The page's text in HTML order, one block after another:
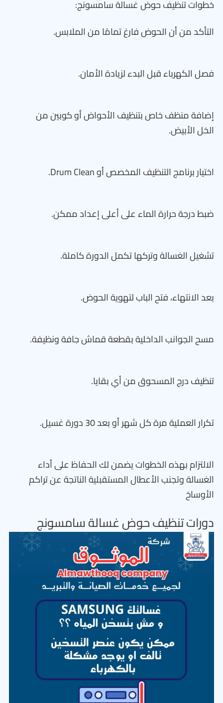
خطوات تنظيف حوض غسالة سامسونج:
التأكد من أن الحوض فارغ تمامًا من الملابس.
فصل الكهرباء قبل البدء لزيادة الأمان.
إضافة منظف خاص بتنظيف الأحواض أو كوبين من
الخل الأبيض.
اختيار برنامج التنظيف المخصص أو Drum Clean.
ضبط درجة حرارة الماء على أعلى إعداد ممكن.
تشغيل الغسالة وتركها تكمل الدورة كاملة.
بعد الانتهاء، فتح الباب لتهوية الحوض.
مسح الجوانب الداخلية بقطعة قماش جافة ونظيفة.
تنظيف درج المسحوق من أي بقايا.
تكرار العملية مرة كل شهر أو بعد 30 دورة غسيل.
الالتزام بهذه الخطوات يضمن لك الحفاظ على أداء
الغسالة وتجنب الأعطال المستقبلية الناتجة عن تراكم
الأوساخ
دورات تنظيف حوض غسالة سامسونج